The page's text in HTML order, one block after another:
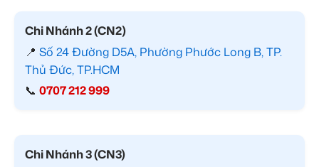
Chi Nhánh 2 (CN2)
📍 Số 24 Đường D5A, Phường Phước Long B, TP.
Thủ Đức, TP.HCM
📞 0707 212 999
Chi Nhánh 3 (CN3)